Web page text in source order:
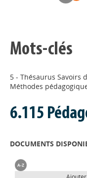
Mots-clés
5 - Thésaurus Savoirs
Méthodes
6.115
DOCUMENTS